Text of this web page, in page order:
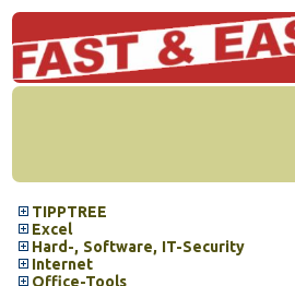
TIPPTREE
Excel
Hard-, Software, IT-Security
Internet
Office-Tools